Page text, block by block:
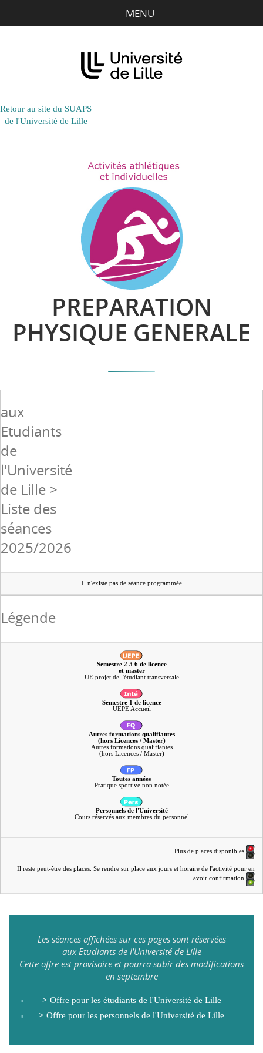
au
Aller
au
Aller
à
MENU
Retour au site du SUAPS
de l'Université de Lille
PREPARATION
PHYSIQUE GENERALE
aux
Etudiants
de
l'Université
de Lille >
Liste des
séances
2025/2026
Il n'existe pas de séance programmée
Légende
Semestre 2 à 6 de licence
et master
UE projet de l'étudiant transversale
Semestre 1 de licence
UEPE Accueil
Autres formations qualifiantes
(hors Licences / Master)
Autres formations qualifiantes
(hors Licences / Master)
Toutes années
Pratique sportive non notée
Personnels de l'Université
Cours réservés aux membres du personnel
Plus de places disponibles
Il reste peut-être des places. Se rendre sur place aux jours et horaire de l'activité pour en
avoir confirmation
Les séances affichées sur ces pages sont réservées
aux Etudiants de l'Université de Lille
Cette offre est provisoire et pourra subir des modifications
en septembre
> Offre pour les étudiants de l'Université de Lille
> Offre pour les personnels de l'Université de Lille